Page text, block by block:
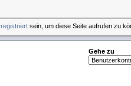
registriertsein, um diese Seite aufrufen zu
Gehe zu